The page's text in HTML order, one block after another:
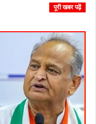
पूरी खबर पढ़ें